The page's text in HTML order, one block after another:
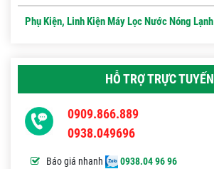
Phụ Kiện, Linh Kiện Máy Lọc Nước Nóng Lạnh
HỖ TRỢ TRỰC TUYẾN
0909.866.889
0938.049696
Báo giá nhanh
0938.04 96 96